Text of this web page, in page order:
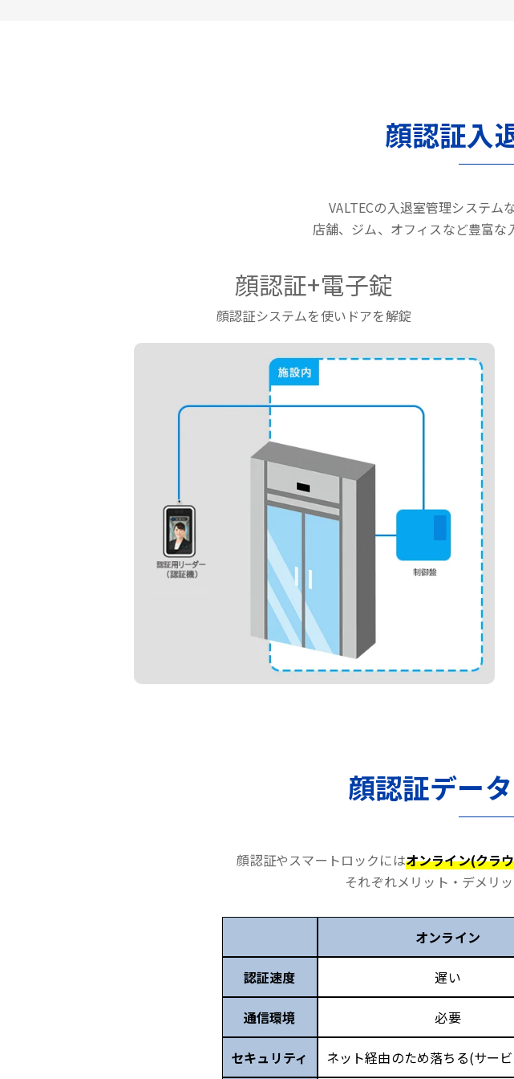
顔認証入
VALTECの入退室管理システム
店舗、ジム、オフィスなど豊富な
顔認証+電子錠
顔認証システムを使いドアを解錠
顔認証デー
顔認証やスマートロックにはオンライン(クラ
それぞれメリット・デメリ
オンライン
認証速度 遅い
通信環境 必要
セキュリティ ネット経由のため落ちる(サー